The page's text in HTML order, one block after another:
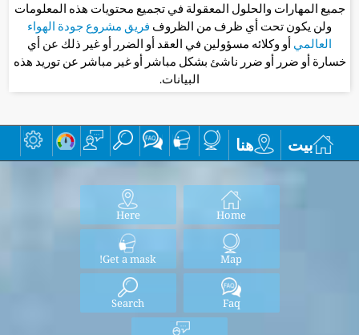
جميع المهارات والحلول المعقولة في تجميع محتويات هذه المعلومات
ولن يكون تحت أي ظرف من الظروف فريق مشروع جودة الهواء
العالمي أو وكلائه مسؤولين في العقد أو الضرر أو غير ذلك عن أي
خسارة أو ضرر أو ضرر ناشئ بشكل مباشر أو غير مباشر عن توريد هذه
البيانات.
بيت هنا
Home
Here
Map
Get a mask!
Faq
Search